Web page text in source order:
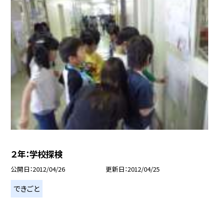
２年：学校探検
公開日 2012/04/26 更新日 2012/04/25
できごと